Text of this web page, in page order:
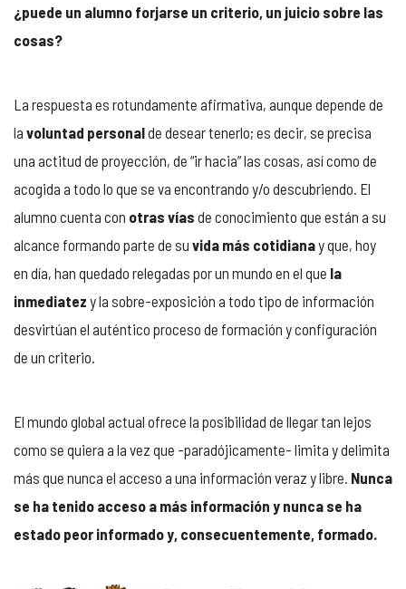
¿puede un alumno forjarse un criterio, un juicio sobre las
cosas?
La respuesta es rotundamente afirmativa, aunque depende de
la voluntad personalde desear tenerlo; es decir, se precisa
una actitud de proyección, de “ir hacia” las cosas, así como de
acogida a todo lo que se va encontrando y/o descubriendo. El
alumno cuenta con otras vías de conocimiento que están a su
alcance formando parte de su vida más cotidianay que, hoy
en día, han quedado relegadas por un mundo en el que la
inmediatez y la sobre-exposición a todo tipo de información
desvirtúan el auténtico proceso de formación y configuración
de un criterio.
El mundo global actual ofrece la posibilidad de llegar tan lejos
como se quiera a la vez que -paradójicamente- limita y delimita
más que nunca el acceso a una información veraz y libre. Nunca
se ha tenido acceso a más información y nunca se ha
estado peor informado y, consecuentemente, formado.